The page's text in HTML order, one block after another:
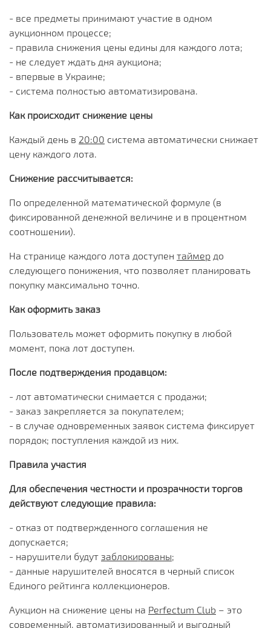
- все предметы принимают участие в одном
аукционном процессе;
- правила снижения цены едины для каждого лота;
- не следует ждать дня аукциона;
- впервые в Украине;
- система полностью автоматизирована.
Как происходит снижение цены
Каждый день в 20:00 система автоматически снижает
цену каждого лота.
Снижение рассчитывается:
По определенной математической формуле (в
фиксированной денежной величине и в процентном
соотношении).
На странице каждого лота доступен таймер до
следующего понижения, что позволяет планировать
покупку максимально точно.
Как оформить заказ
Пользователь может оформить покупку в любой
момент, пока лот доступен.
После подтверждения продавцом:
- лот автоматически снимается с продажи;
- заказ закрепляется за покупателем;
- в случае одновременных заявок система фиксирует
порядок; поступления каждой из них.
Правила участия
Для обеспечения честности и прозрачности торгов
действуют следующие правила:
- отказ от подтвержденного соглашения не
допускается;
- нарушители будут заблокированы;
- данные нарушителей вносятся в черный список
Единого рейтинга коллекционеров.
Аукцион на снижение цены на Perfectum Club – это
современный, автоматизированный и выгодный